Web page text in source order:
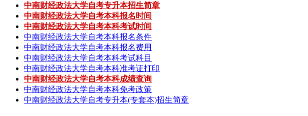
中南财经政法大学自考专升本招生简章
中南财经政法大学自考本科报名时间
中南财经政法大学自考本科考试时间
中南财经政法大学自考本科报名条件
中南财经政法大学自考本科报名费用
中南财经政法大学自考本科考试科目
中南财经政法大学自考本科准考证打印
中南财经政法大学自考本科成绩查询
中南财经政法大学自考本科免考政策
中南财经政法大学自考专升本(专套本)招生简章